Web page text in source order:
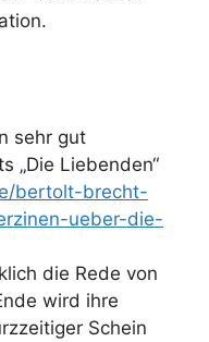
sehr gut
„Die Liebenden“
bertolt-brecht-
ueber-die-
die Rede von
wird ihre
Schein